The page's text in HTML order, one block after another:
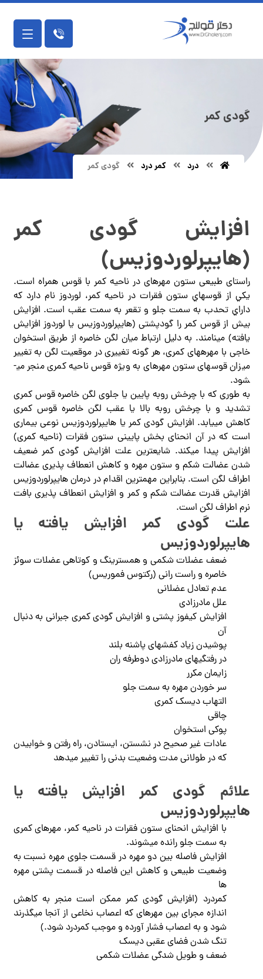
گودی کمر
درد کمر درد گودی کمر
افزایش گودی کمر
(هایپرلوردوزیس)
راستای طبیعی ستون مهره­ای در ناحیه کمر با قوس همراه است.
يكي از قوسهاي ستون فقرات در ناحيه كمر، لوردوز نام دارد كه
داراي تحدب به سمت جلو و تقعر به سمت عقب است. افزایش
بیش از قوس کمر را گودپشتی (هایپرلوردوزیس یا لوردوز افزایش
یافته) می­نامند. به دلیل ارتباط میان لگن خاصره از طریق استخوان
خاجی با مهره­های کمری، هر گونه تغییری در موقعیت لگن به تغییر
میزان قوس­های ستون مهره­ای به ویژه قوس ناحیه کمری منجر می­
شود.
به طوری که با چرخش روبه پایین یا جلوی لگن خاصره قوس کمری
تشدید و با چرخش روبه بالا یا عقب لگن خاصره قوس کمری
کاهش می­یابد. افزایش گودی کمر یا هایپرلوردوزیس نوعی بیماری
است که در آن انحنای بخش پایینی ستون فقرات (ناحیه کمری)
افزایش پیدا میکند. شایعترین علت افزایش گودی کمر ضعیف
شدن عضالت شکم و ستون مهره و کاهش انعطاف پذیری عضالت
اطراف لگن است. بنابراین مهمترین اقدام در درمان هایپرلوردوزیس
افزایش قدرت عضالت شکم و کمر و افزایش انعطاف پذیری بافت
نرم اطراف لگن است.
علت گودی کمر افزایش یافته یا
هایپرلوردوزیس
ضعف عضلات شکمی و همسترینگ و کوتاهی عضلات سوئز
خاصره و راست رانی (رکتوس فموریس)
عدم تعادل عضلانی
علل مادرزادی
افزایش کیفوز پشتی و افزایش گودی کمری جبرانی به دنبال
آن
پوشیدن زیاد کفش­های پاشنه بلند
در رفتگی­های مادرزادی دوطرفه ران
زایمان مکرر
سر خوردن مهره به سمت جلو
التهاب دیسک کمری
چاقی
پوکی استخوان
عادات غیر صحیح در نشستن، ایستادن، راه رفتن و خوابیدن
که در طولانی مدت وضعیت بدنی را تغییر میدهد
علائم گودی کمر افزایش یافته یا
هایپرلوردوزیس
با افزایش انحنای ستون فقرات در ناحیه کمر، مهرهای کمری
به سمت جلو رانده می­شوند.
افزایش فاصله بین دو مهره در قسمت جلوی مهره نسبت به
وضعیت طبیعی و کاهش این فاصله در قسمت پشتی مهره
ها
کمردرد (افزایش گودی کمر ممکن است منجر به کاهش
اندازه مجرای بین مهره­ای که اعصاب نخاعی از آنجا می­گذرند
شود و به اعصاب فشار آورده و موجب کمردرد شود.)
تنگ شدن فضای عقبی دیسک
ضعف و طویل شدگی عضلات شکمی